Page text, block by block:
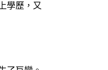
學歷，又